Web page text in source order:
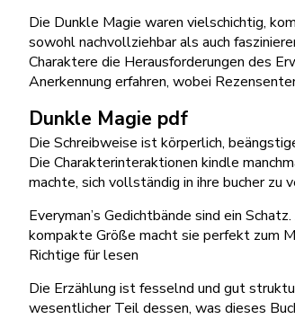
Die Dunkle Magie waren vielschichtig,
sowohl nachvollziehbar als auch
Charaktere die Herausforderungen des
Anerkennung erfahren, wobei
Dunkle Magie pdf
Die Schreibweise ist körperlich,
Die Charakterinteraktionen kindle
machte, sich vollständig in ihre bucher zu
Everyman’s Gedichtbände sind ein
kompakte Größe macht sie perfekt zum
Richtige für lesen
Die Erzählung ist fesselnd und gut
wesentlicher Teil dessen, was dieses